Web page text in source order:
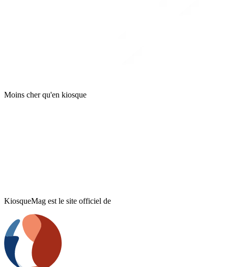
Moins cher qu'en kiosque
KiosqueMag est le site officiel de